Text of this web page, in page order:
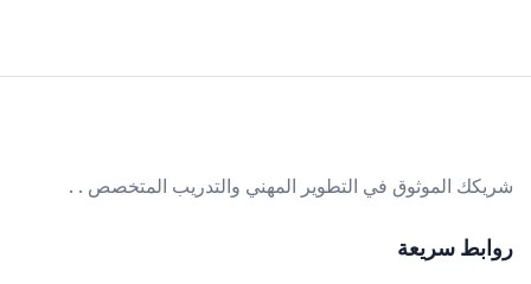
شريكك الموثوق في التطوير المهني والتدريب المتخصص . .
روابط سريعة